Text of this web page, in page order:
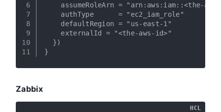
6
7
8
9
10
11
assumeRoleArn = "arn:aws:iam::<the-
    authType      = "ec2_iam_role"
    defaultRegion = "us-east-1"
    externalId = "<the-aws-id>"
  })
}
Zabbix
HCL